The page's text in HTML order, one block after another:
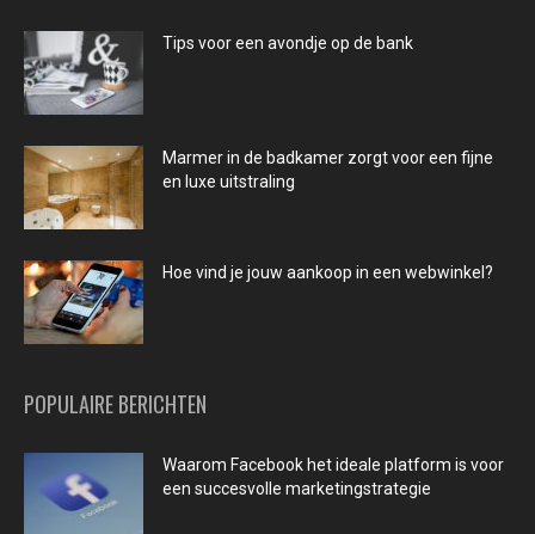
Tips voor een avondje op de bank
Marmer in de badkamer zorgt voor een fijne
en luxe uitstraling
Hoe vind je jouw aankoop in een webwinkel?
POPULAIRE BERICHTEN
Waarom Facebook het ideale platform is voor
een succesvolle marketingstrategie